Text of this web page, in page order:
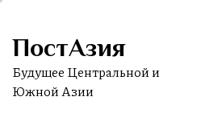
Skip
the
content
ПостАзия
Будущее Центральной и
Южной Азии